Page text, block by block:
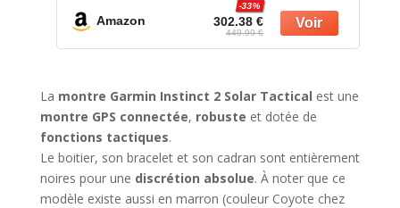
Boîtier 45 mm
Amazon 302.38 €
-33%
449.99 €
La montre Garmin Instinct 2 Solar Tactical est une
montre GPS connectée, robuste et dotée de
fonctions tactiques.
Le boitier, son bracelet et son cadran sont entièrement
noires pour une discrétion absolue. À noter que ce
modèle existe aussi en marron (couleur Coyote chez